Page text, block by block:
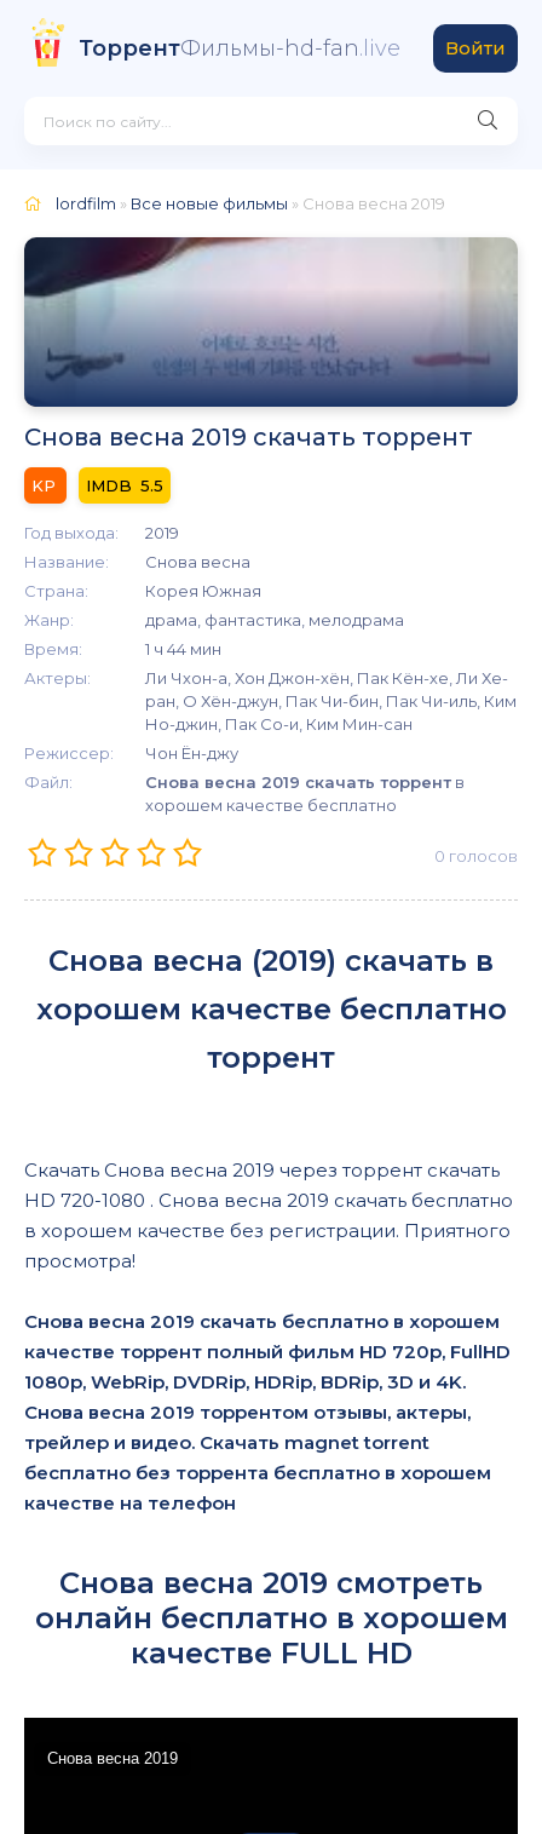
ТоррентФильмы-hd-fan.live Войти
lordfilm » Все новые фильмы » Снова весна 2019
Снова весна 2019 скачать торрент
5.5
Год выхода:
2019
Название:
Снова весна
Страна:
Корея Южная
Жанр:
драма, фантастика, мелодрама
Время:
1 ч 44 мин
Актеры:
Ли Чхон-а, Хон Джон-хён, Пак Кён-хе, Ли Хе-
ран, О Хён-джун, Пак Чи-бин, Пак Чи-иль, Ким
Но-джин, Пак Со-и, Ким Мин-сан
Режиссер:
Чон Ён-джу
Файл:
Снова весна 2019 скачать торрент в
хорошем качестве бесплатно
0 голосов
Снова весна (2019) скачать в
хорошем качестве бесплатно
торрент
Скачать Снова весна 2019 через торрент скачать
HD 720-1080 . Снова весна 2019 скачать бесплатно
в хорошем качестве без регистрации. Приятного
просмотра!
Снова весна 2019 скачать бесплатно в хорошем
качестве торрент полный фильм HD 720p, FullHD
1080p, WebRip, DVDRip, HDRip, BDRip, 3D и 4K.
Снова весна 2019 торрентом отзывы, актеры,
трейлер и видео. Скачать magnet torrent
бесплатно без торрента бесплатно в хорошем
качестве на телефон
Снова весна 2019 смотреть
онлайн бесплатно в хорошем
качестве FULL HD
Снова весна 2019